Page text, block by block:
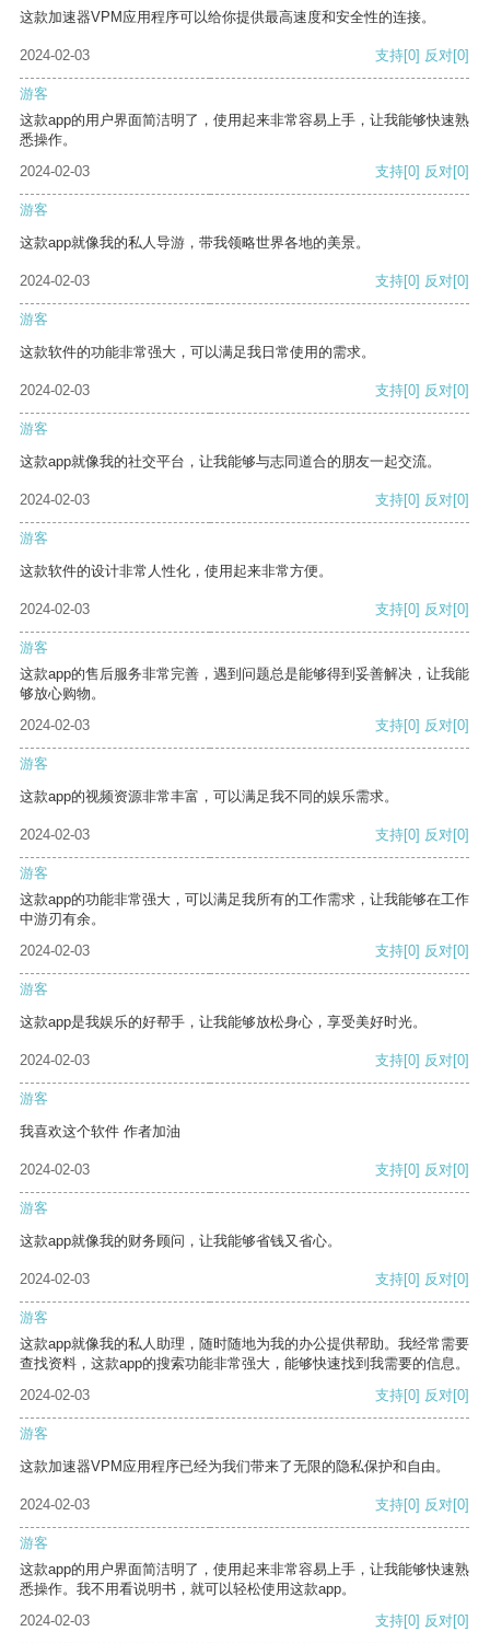
这款加速器VPM应用程序可以给你提供最高速度和安全性的连接。
2024-02-03 支持[0] 反对[0]
游客
这款app的用户界面简洁明了，使用起来非常容易上手，让我能够快速熟
悉操作。
2024-02-03
支持[0] 反对[0]
游客
这款app就像我的私人导游，带我领略世界各地的美景。
2024-02-03 支持[0] 反对[0]
游客
这款软件的功能非常强大，可以满足我日常使用的需求。
2024-02-03 支持[0] 反对[0]
游客
这款app就像我的社交平台，让我能够与志同道合的朋友一起交流。
2024-02-03 支持[0] 反对[0]
游客
这款软件的设计非常人性化，使用起来非常方便。
2024-02-03 支持[0] 反对[0]
游客
这款app的售后服务非常完善，遇到问题总是能够得到妥善解决，让我能
够放心购物。
2024-02-03
支持[0] 反对[0]
游客
这款app的视频资源非常丰富，可以满足我不同的娱乐需求。
2024-02-03 支持[0] 反对[0]
游客
这款app的功能非常强大，可以满足我所有的工作需求，让我能够在工作
中游刃有余。
2024-02-03
支持[0] 反对[0]
游客
这款app是我娱乐的好帮手，让我能够放松身心，享受美好时光。
2024-02-03 支持[0] 反对[0]
游客
我喜欢这个软件 作者加油
2024-02-03 支持[0] 反对[0]
游客
这款app就像我的财务顾问，让我能够省钱又省心。
2024-02-03 支持[0] 反对[0]
游客
这款app就像我的私人助理，随时随地为我的办公提供帮助。我经常需要
查找资料，这款app的搜索功能非常强大，能够快速找到我需要的信息。
2024-02-03
支持[0] 反对[0]
游客
这款加速器VPM应用程序已经为我们带来了无限的隐私保护和自由。
2024-02-03 支持[0] 反对[0]
游客
这款app的用户界面简洁明了，使用起来非常容易上手，让我能够快速熟
悉操作。我不用看说明书，就可以轻松使用这款app。
2024-02-03
支持[0] 反对[0]